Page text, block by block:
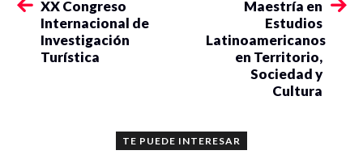
XX Congreso
Internacional de
Investigación
Turística
Maestría en
Estudios
Latinoamericanos
en Territorio,
Sociedad y
Cultura
TE PUEDE INTERESAR